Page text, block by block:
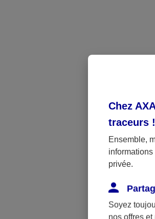
Chez
traceurs !
Ensemble,
privée.
Soyez
nos offres